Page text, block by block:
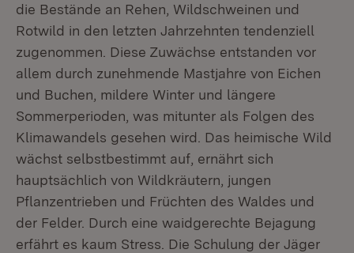
die Bestände an Rehen, Wildschweinen und
Rotwild in den letzten Jahrzehnten tendenziell
zugenommen. Diese Zuwächse entstanden vor
allem durch zunehmende Mastjahre von Eichen
und Buchen, mildere Winter und längere
Sommerperioden, was mitunter als Folgen des
Klimawandels gesehen wird. Das heimische Wild
wächst selbstbestimmt auf, ernährt sich
hauptsächlich von Wildkräutern, jungen
Pflanzentrieben und Früchten des Waldes und
der Felder. Durch eine waidgerechte Bejagung
erfährt es kaum Stress. Die Schulung der Jäger